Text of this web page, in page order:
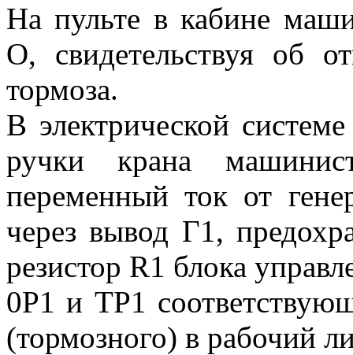
На пульте в кабине
О, свидетельствуя об
тормоза.
В электрической
ручки крана
переменный ток от
через вывод Г1,
резистор R1 блока
0Р1 и ТР1
(тормозного) в рабочий